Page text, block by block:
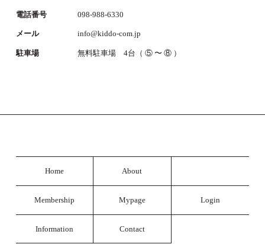
電話番号 098-988-6330
メール info@kiddo-com.jp
駐車場 無料駐車場 4台（ ⑤ 〜 ⑧ ）
Home About
Membership Mypage Login
Information Contact